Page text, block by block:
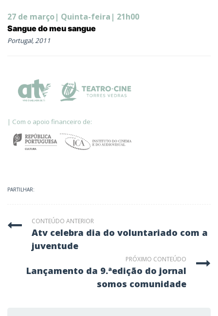
27 de março| Quinta-feira| 21h00
Sangue do meu sangue
Portugal, 2011
| Com o apoio financeiro de:
PARTILHAR:
CONTEÚDO ANTERIOR
atv celebra dia do voluntariado com a
juventude
PRÓXIMO CONTEÚDO
lançamento da 9.ªedição do jornal
somos comunidade